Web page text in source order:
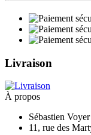
Livraison
À propos
Sébastien Voyer
11, rue des